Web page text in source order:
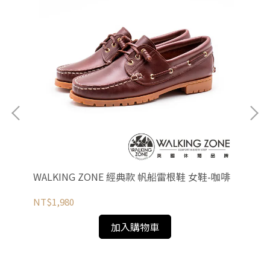
WALKING ZONE 經典款 帆船雷根鞋 女鞋-咖啡
NT$1,980
加入購物車